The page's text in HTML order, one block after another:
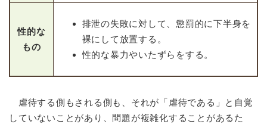
性的な
もの
排泄の失敗に対して、懲罰的に下半身を
裸にして放置する。
性的な暴力やいたずらをする。
虐待する側もされる側も、それが「虐待である」と自覚
していないことがあり、問題が複雑化することがあるた